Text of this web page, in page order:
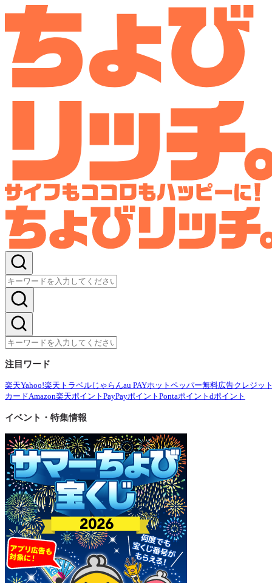
注目ワード
楽天Yahoo!楽天トラベル じゃらんau PAYホットペッパー無料広告クレジッ
カードAmazon楽天ポイント PayPayポイント Pontaポイント dポイント
イベント・特集情報